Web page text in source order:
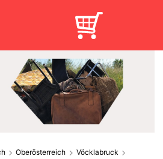
Oberösterreich
Vöcklabruck